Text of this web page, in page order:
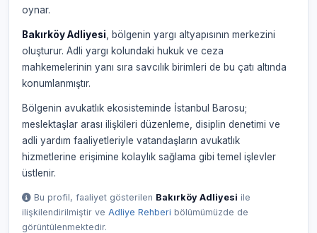
oynar.
Bakırköy Adliyesi , bölgenin yargı altyapısının merkezini
oluşturur. Adli yargı kolundaki hukuk ve ceza
mahkemelerinin yanı sıra savcılık birimleri de bu çatı altında
konumlanmıştır.
Bölgenin avukatlık ekosisteminde İstanbul Barosu;
meslektaşlar arası ilişkileri düzenleme, disiplin denetimi ve
adli yardım faaliyetleriyle vatandaşların avukatlık
hizmetlerine erişimine kolaylık sağlama gibi temel işlevler
üstlenir.
Bu profil, faaliyet gösterilen Bakırköy Adliyesi ile
ilişkilendirilmiştir ve Adliye Rehberi bölümümüzde de
görüntülenmektedir.